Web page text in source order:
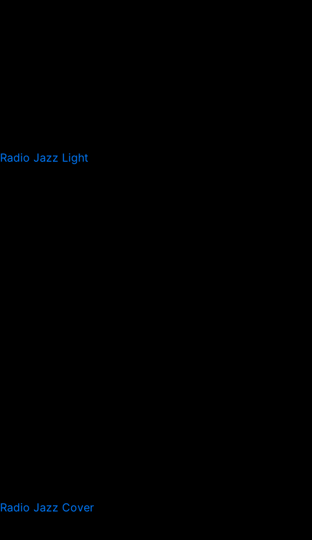
Radio Jazz Light
Radio Jazz Cover